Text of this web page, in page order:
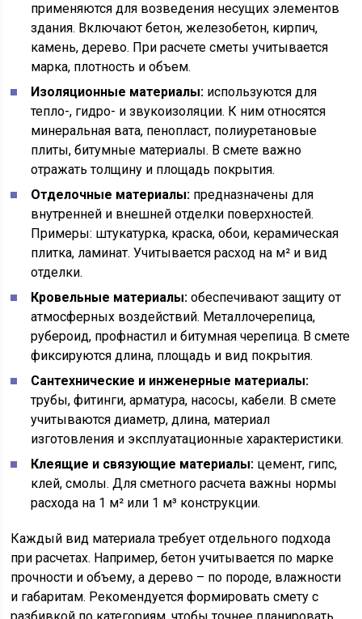
применяются для возведения несущих элементов
здания. Включают бетон, железобетон, кирпич,
камень, дерево. При расчете сметы учитывается
марка, плотность и объем.
Изоляционные материалы: используются для
тепло-, гидро- и звукоизоляции. К ним относятся
минеральная вата, пенопласт, полиуретановые
плиты, битумные материалы. В смете важно
отражать толщину и площадь покрытия.
Отделочные материалы: предназначены для
внутренней и внешней отделки поверхностей.
Примеры: штукатурка, краска, обои, керамическая
плитка, ламинат. Учитывается расход на м² и вид
отделки.
Кровельные материалы: обеспечивают защиту от
атмосферных воздействий. Металлочерепица,
рубероид, профнастил и битумная черепица. В смете
фиксируются длина, площадь и вид покрытия.
Сантехнические и инженерные материалы:
трубы, фитинги, арматура, насосы, кабели. В смете
учитываются диаметр, длина, материал
изготовления и эксплуатационные характеристики.
Клеящие и связующие материалы: цемент, гипс,
клей, смолы. Для сметного расчета важны нормы
расхода на 1 м² или 1 м³ конструкции.
Каждый вид материала требует отдельного подхода
при расчетах. Например, бетон учитывается по марке
прочности и объему, а дерево – по породе, влажности
и габаритам. Рекомендуется формировать смету с